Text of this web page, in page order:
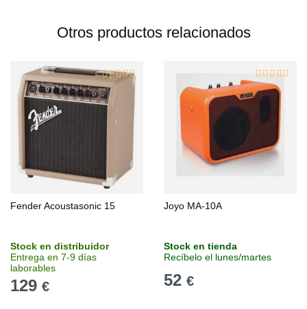
Otros productos relacionados
Fender Acoustasonic 15
Stock en distribuidor
Entrega en 7-9 días
laborables
129 €
Joyo MA-10A
Stock en tienda
Recíbelo el lunes/martes
52 €